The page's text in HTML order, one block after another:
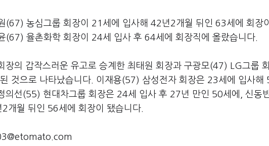
(67) 농심그룹 회장이 21 세에 입사해 42 년2개월 뒤인 63세에 회장
(67) 율촌화학 회장이 24세 입사 후 64세에 회장직에 올랐습니다
장의 갑작스러운 유고로 승계한 최태원 회장과 구광모(47) LG그룹
것으로 나타났습니다 이재용(57) 삼성전자 회장은 23세에 입사해
의선 (55) 현대차그룹 회장은 24세 입사 후 27년 만인 50세에 신동
2개월 뒤인 56세에 회장이 됐습니다